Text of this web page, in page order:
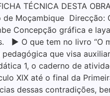
TÉCNICA DESTA
de Moçambique Direcção:
Concepção gráfica e
▶ O que tem no livro “O
que visa
1, o caderno de
XIX até o final da
dessas contradições,